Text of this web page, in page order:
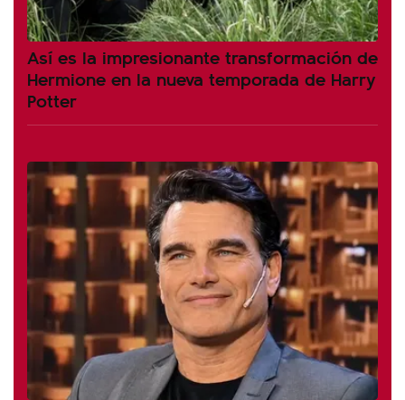
Así es la impresionante transformación de
Hermione en la nueva temporada de Harry
Potter